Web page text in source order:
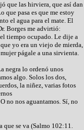
que las hirviera, que así dan
que pasa es que me estoy
el agua para el mate. El
Borges me advirtió:
tiempo ocupado. Le dije a
yo era un viejo de mierda,
págale a una sirvienta.
negra lo ordenó unos
algo. Solos los dos,
la niñez, varias fotos
no nos aguantamos. Sí, no
que se va (Salmo 102:11.